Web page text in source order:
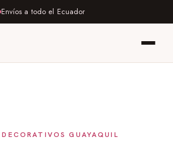
Envíos a todo el Ecuador